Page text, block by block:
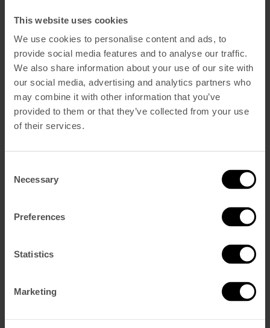
This website uses cookies
We use cookies to personalise content and ads, to
provide social media features and to analyse our traffic.
We also share information about your use of our site with
our social media, advertising and analytics partners who
may combine it with other information that you’ve
provided to them or that they’ve collected from your use
of their services.
Selection
Necessary
Preferences
Statistics
Marketing